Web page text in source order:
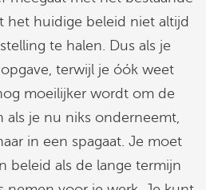
het huidige beleid niet altijd
te halen. Dus als je
terwijl je óók weet
moeilijker wordt om de
als je nu niks onderneemt,
in een spagaat. Je moet
beleid als de lange termijn